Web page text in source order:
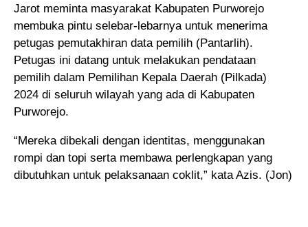
Jarot meminta masyarakat Kabupaten Purworejo
membuka pintu selebar-lebarnya untuk menerima
petugas pemutakhiran data pemilih (Pantarlih).
Petugas ini datang untuk melakukan pendataan
pemilih dalam Pemilihan Kepala Daerah (Pilkada)
2024 di seluruh wilayah yang ada di Kabupaten
Purworejo.
“Mereka dibekali dengan identitas, menggunakan
rompi dan topi serta membawa perlengkapan yang
dibutuhkan untuk pelaksanaan coklit,” kata Azis. (Jon)